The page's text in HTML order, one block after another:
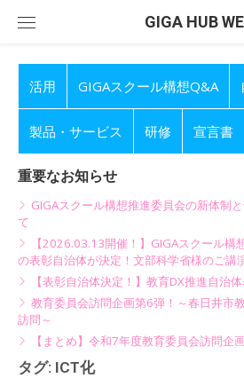
GIGA HUB
活用 GIGAスクール構想Q&A
製品・サービス 研修 宣言書
重要なお知らせ
GIGAスクール構想推進委員会の新体制
て
【2026.03.13開催！】GIGAスクール構
の表彰自治体が決定！文部科学省様のご講
【表彰自治体決定！】教育DX推進自治
教育委員会訪問企画第6弾！～春日井
訪問～
【まとめ】令和7年度教育委員会訪問企
タグ: ICT化